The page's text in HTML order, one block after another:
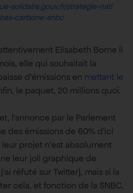
solidaire.gouv.fr/strategie-nati
carbone-snbc
Elisabeth Borne il
elle qui souhaitait la
d’émissions en mettant le
le paquet, 20 millions quoi.
l’annonce par le Parlement
des émissions de 60% d’ici
projet n’est absolument
leur joli graphique de
réfuté sur Twitter), mais si la
cela, et fonction de la SNBC,